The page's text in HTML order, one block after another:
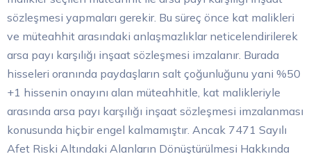
sözleşmesi yapmaları gerekir. Bu süreç önce kat malikleri
ve müteahhit arasındaki anlaşmazlıklar neticelendirilerek
arsa payı karşılığı inşaat sözleşmesi imzalanır. Burada
hisseleri oranında paydaşların salt çoğunluğunu yani %50
+1 hissenin onayını alan müteahhitle, kat malikleriyle
arasında arsa payı karşılığı inşaat sözleşmesi imzalanması
konusunda hiçbir engel kalmamıştır. Ancak 7471 Sayılı
Afet Riski Altındaki Alanların Dönüştürülmesi Hakkında